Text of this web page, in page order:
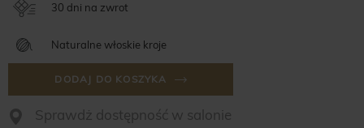
30 dni na zwrot
Naturalne włoskie kroje
DODAJ DO KOSZYKA
Sprawdż dostępność w salonie